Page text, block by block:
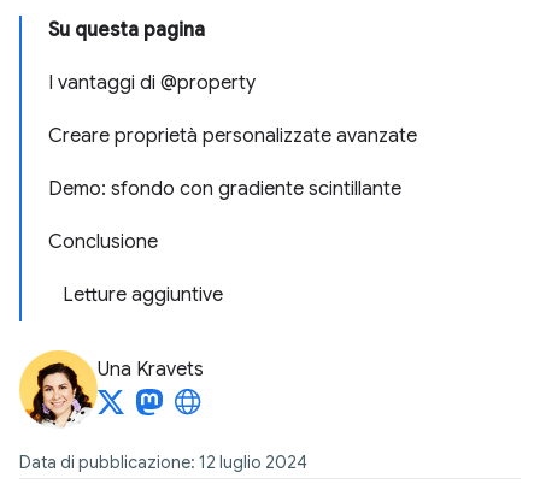
Su questa pagina
I vantaggi di @property
Creare proprietà personalizzate avanzate
Demo: sfondo con gradiente scintillante
Conclusione
Letture aggiuntive
Una Kravets
Data di pubblicazione: 12 luglio 2024